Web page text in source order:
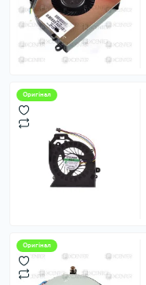
Оригінал
Оригінал